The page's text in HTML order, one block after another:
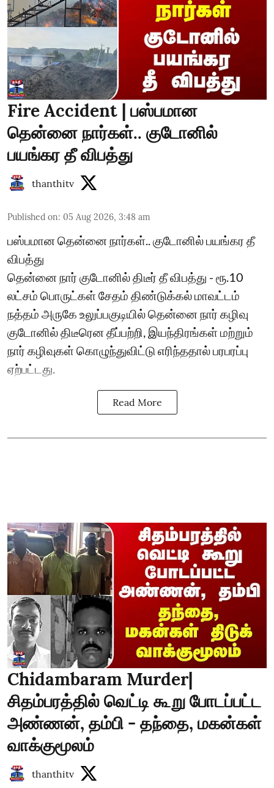
Fire Accident | பஸ்பமான
தென்னை நார்கள்.. குடோனில்
பயங்கர தீ விபத்து
thanthitv
Published on: 05 Aug 2026, 3:48 am
பஸ்பமான தென்னை நார்கள்.. குடோனில் பயங்கர தீ
விபத்து
தென்னை நார் குடோனில் திடீர் தீ விபத்து - ரூ.10
லட்சம் பொருட்கள் சேதம் திண்டுக்கல் மாவட்டம்
நத்தம் அருகே உலுப்பகுடியில் தென்னை நார் கழிவு
குடோனில் திடீரென தீப்பற்றி, இயந்திரங்கள் மற்றும்
நார் கழிவுகள் கொழுந்துவிட்டு எரிந்ததால் பரபரப்பு
ஏற்பட்டது.
Read More
Chidambaram Murder|
சிதம்பரத்தில் வெட்டி கூறு போடப்பட்ட
அண்ணன், தம்பி - தந்தை, மகன்கள்
வாக்குமூலம்
thanthitv